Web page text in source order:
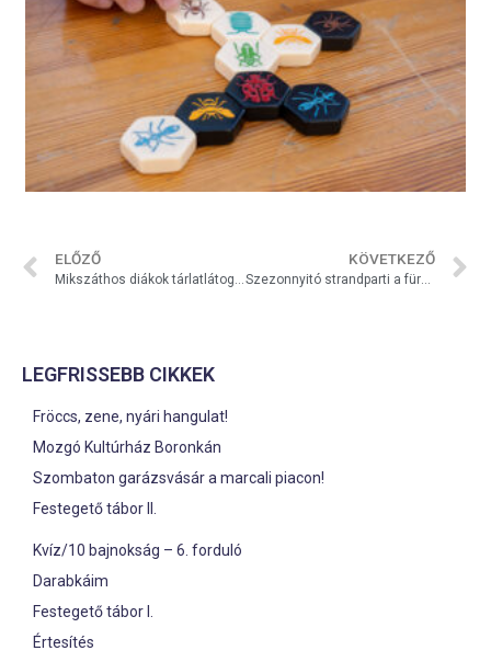
ELŐZŐ
Mikszáthos diákok tárlatlátogatása
KÖVETKEZŐ
Szezonnyitó strandparti a fürdőben
LEGFRISSEBB CIKKEK
Fröccs, zene, nyári hangulat!
Mozgó Kultúrház Boronkán
Szombaton garázsvásár a marcali piacon!
Festegető tábor II.
Kvíz/10 bajnokság – 6. forduló
Darabkáim
Festegető tábor I.
Értesítés